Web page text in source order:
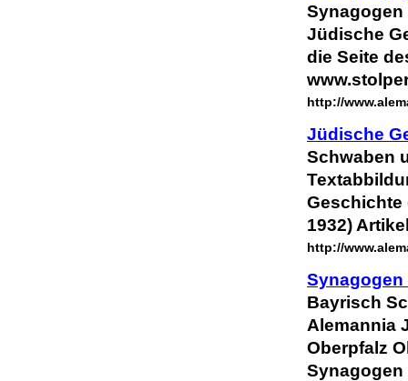
Jüdische
die Seite
http://
Jüdische
Schwaben
Geschichte
1932)
http://
Synagogen
Bayrisch
Alemannia
Oberpfalz
Synagogen